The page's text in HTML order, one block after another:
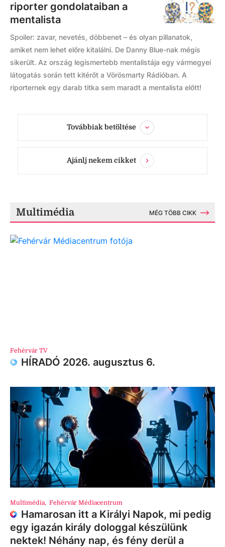
riporter gondolataiban a
mentalista
Spoiler: zavar, nevetés, döbbenet – és olyan pillanatok,
amiket nem lehet előre kitalálni. De Danny Blue-nak mégis
sikerült. Az ország legismertebb mentalistája egy vármegyei
látogatás során tett kitérőt a Vörösmarty Rádióban. A
riporternek egy darab titka sem maradt a mentalista előtt!
Továbbiak betöltése
Ajánlj nekem cikket
Multimédia MÉG TÖBB CIKK
Fehérvár TV
HÍRADÓ 2026. augusztus 6.
Multimédia, Fehérvár Médiacentrum
Hamarosan itt a Királyi Napok, mi pedig
egy igazán király dologgal készülünk
nektek! Néhány nap, és fény derül a